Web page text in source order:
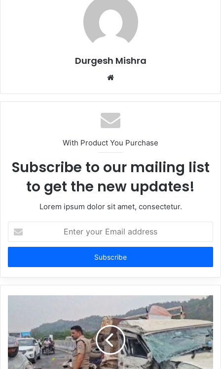
Durgesh Mishra
Website
With Product You Purchase
Subscribe to our mailing list
to get the new updates!
Lorem ipsum dolor sit amet, consectetur.
your
Email